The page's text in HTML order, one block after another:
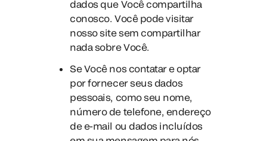
dados que Você compartilha
conosco. Você pode visitar
nosso site sem compartilhar
nada sobre Você.
Se Você nos contatar e optar
por fornecer seus dados
pessoais, como seu nome,
número de telefone, endereço
de e-mail ou dados incluídos